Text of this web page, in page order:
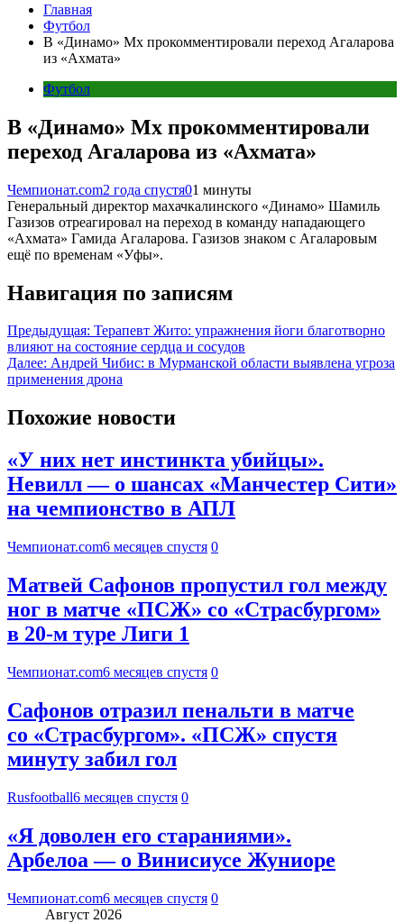
Главная
Футбол
В «Динамо» Мх прокомментировали переход Агаларова
из «Ахмата»
Футбол
В «Динамо» Мх прокомментировали
переход Агаларова из «Ахмата»
Чемпионат.com2 года спустя01 минуты
Генеральный директор махачкалинского «Динамо» Шамиль
Газизов отреагировал на переход в команду нападающего
«Ахмата» Гамида Агаларова. Газизов знаком с Агаларовым
ещё по временам «Уфы».
Навигация по записям
Предыдущая: Терапевт Жито: упражнения йоги благотворно
влияют на состояние сердца и сосудов
Далее: Андрей Чибис: в Мурманской области выявлена угроза
применения дрона
Похожие новости
«У них нет инстинкта убийцы».
Невилл — о шансах «Манчестер Сити»
на чемпионство в АПЛ
Чемпионат.com6 месяцев спустя 0
Матвей Сафонов пропустил гол между
ног в матче «ПСЖ» со «Страсбургом»
в 20-м туре Лиги 1
Чемпионат.com6 месяцев спустя 0
Сафонов отразил пенальти в матче
со «Страсбургом». «ПСЖ» спустя
минуту забил гол
Rusfootball6 месяцев спустя 0
«Я доволен его стараниями».
Арбелоа — о Винисиусе Жуниоре
Чемпионат.com6 месяцев спустя 0
Август 2026